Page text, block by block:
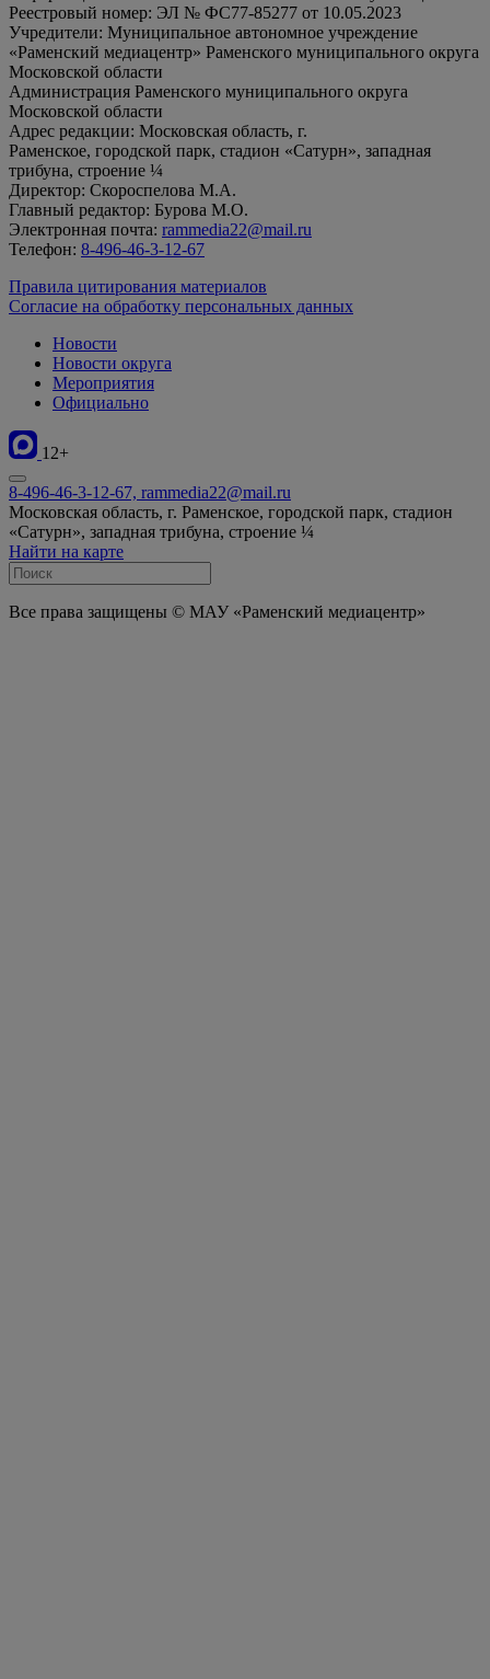
Реестровый номер: ЭЛ № ФС77-85277 от 10.05.2023
Учредители: Муниципальное автономное учреждение
«Раменский медиацентр» Раменского муниципального округа
Московской области
Администрация Раменского муниципального округа
Московской области
Адрес редакции: Московская область, г.
Раменское, городской парк, стадион «Сатурн», западная
трибуна, строение ¼
Директор: Скороспелова М.А.
Главный редактор: Бурова М.О.
Электронная почта: rammedia22@mail.ru
Телефон: 8-496-46-3-12-67
Правила цитирования материалов
Согласие на обработку персональных данных
Новости
Новости округа
Мероприятия
Официально
12+
8-496-46-3-12-67, rammedia22@mail.ru
Московская область, г. Раменское, городской парк, стадион
«Сатурн», западная трибуна, строение ¼
Найти на карте
Все права защищены © МАУ «Раменский медиацентр»